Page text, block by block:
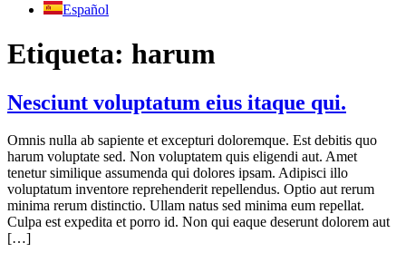
Español
Etiqueta: harum
Nesciunt voluptatum eius itaque qui.
Omnis nulla ab sapiente et excepturi doloremque. Est debitis quo
harum voluptate sed. Non voluptatem quis eligendi aut. Amet
tenetur similique assumenda qui dolores ipsam. Adipisci illo
voluptatum inventore reprehenderit repellendus. Optio aut rerum
minima rerum distinctio. Ullam natus sed minima eum repellat.
Culpa est expedita et porro id. Non qui eaque deserunt dolorem aut
[…]